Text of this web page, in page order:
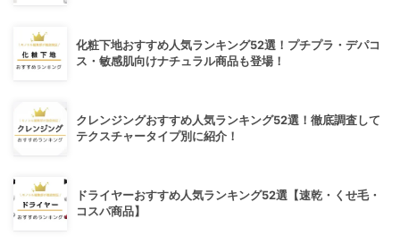
化粧下地おすすめ人気ランキング52選！プチプラ・デパコ
ス・敏感肌向けナチュラル商品も登場！
クレンジングおすすめ人気ランキング52選！徹底調査して
テクスチャータイプ別に紹介！
ドライヤーおすすめ人気ランキング52選【速乾・くせ毛・
コスパ商品】